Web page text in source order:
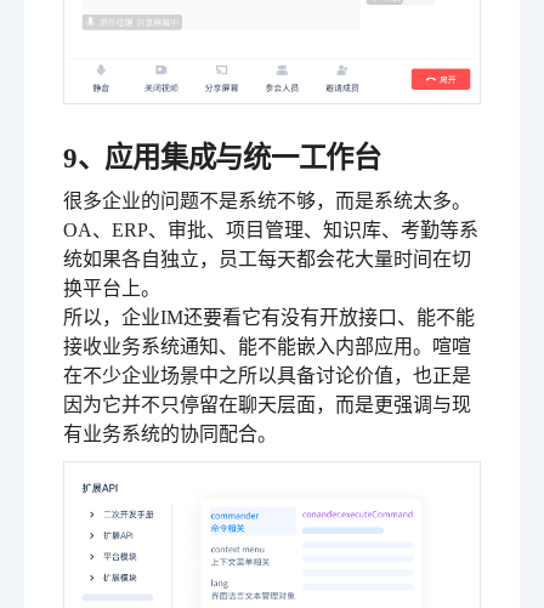
9、应用集成与统一工作台
很多企业的问题不是系统不够，而是系统太多。
OA、ERP、审批、项目管理、知识库、考勤等系
统如果各自独立，员工每天都会花大量时间在切
换平台上。
所以，企业IM还要看它有没有开放接口、能不能
接收业务系统通知、能不能嵌入内部应用。喧喧
在不少企业场景中之所以具备讨论价值，也正是
因为它并不只停留在聊天层面，而是更强调与现
有业务系统的协同配合。